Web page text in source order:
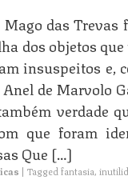
das
dos objetos
insuspeitos
de Marvolo
verdade
que foram
Que […]
| Taggedfantasia,